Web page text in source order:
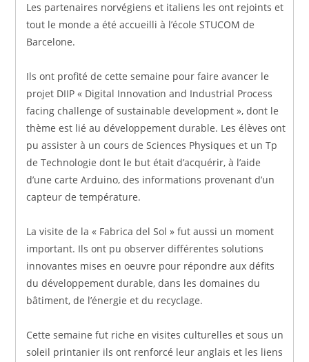
Les partenaires norvégiens et italiens les ont rejoints et
tout le monde a été accueilli à l’école STUCOM de
Barcelone.
Ils ont profité de cette semaine pour faire avancer le
projet DIIP « Digital Innovation and Industrial Process
facing challenge of sustainable development », dont le
thème est lié au développement durable. Les élèves ont
pu assister à un cours de Sciences Physiques et un Tp
de Technologie dont le but était d’acquérir, à l’aide
d’une carte Arduino, des informations provenant d’un
capteur de température.
La visite de la « Fabrica del Sol » fut aussi un moment
important. Ils ont pu observer différentes solutions
innovantes mises en oeuvre pour répondre aux défits
du développement durable, dans les domaines du
bâtiment, de l’énergie et du recyclage.
Cette semaine fut riche en visites culturelles et sous un
soleil printanier ils ont renforcé leur anglais et les liens